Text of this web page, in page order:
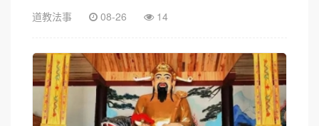
道教法事
08-26 14